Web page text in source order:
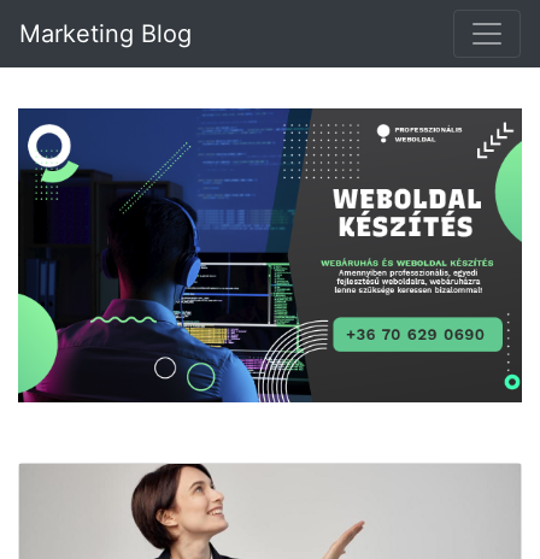
Marketing Blog